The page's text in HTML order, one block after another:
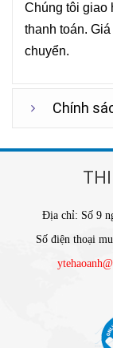
Chúng tôi giao
thanh toán.
chuyển.
Chính
Địa chỉ: Số 9
Số điện thoại